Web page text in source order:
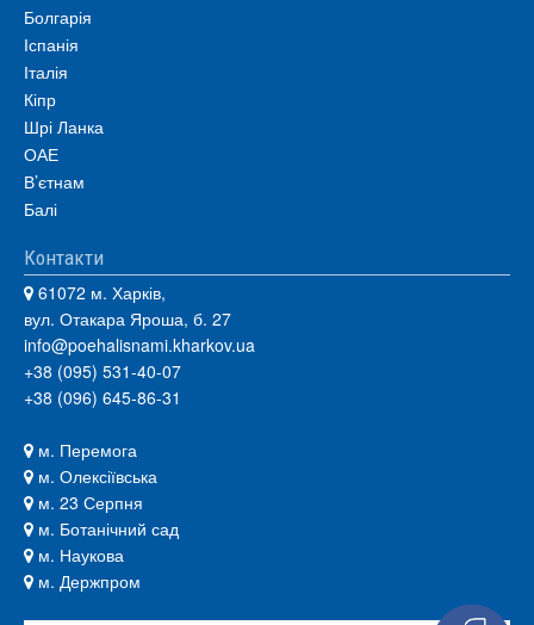
Болгарія
Іспанія
Італія
Кіпр
Шрі Ланка
ОАЕ
В’єтнам
Балі
Контакти
61072 м. Харків,
вул. Отакара Яроша, б. 27
info@poehalisnami.kharkov.ua
+38 (095) 531-40-07
+38 (096) 645-86-31
м. Перемога
м. Олексіївська
м. 23 Серпня
м. Ботанічний сад
м. Наукова
м. Держпром